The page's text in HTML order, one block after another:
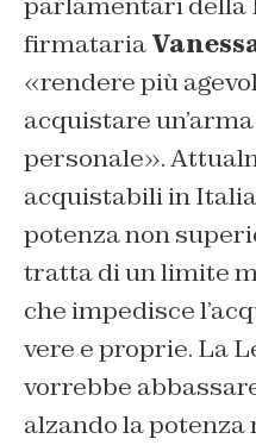
firmataria
«rendere più
acquistare
personale».
acquistabili in
potenza non
tratta di un limite
che impedisce
vere e proprie. La
vorrebbe
alzando la